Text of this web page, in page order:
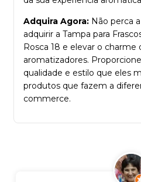
Adquira Agora: Não perca
adquirir a Tampa para
Rosca 18 e elevar o charme
aromatizadores.
qualidade e estilo que eles
produtos que fazem a
commerce.